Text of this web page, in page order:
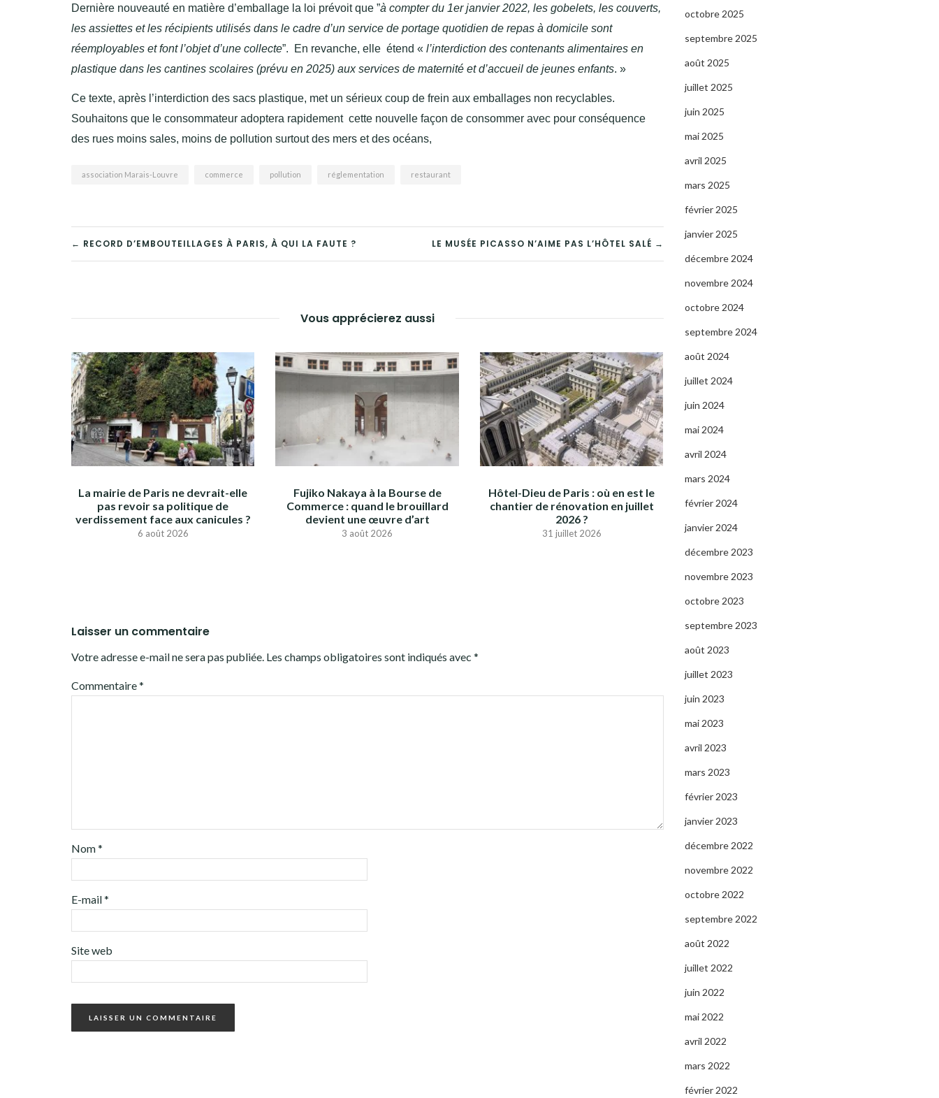
Dernière nouveauté en matière d’emballage la loi prévoit que ”à compter du 1er janvier 2022, les gobelets, les couverts,
les assiettes et les récipients utilisés dans le cadre d’un service de portage quotidien de repas à domicile sont
réemployables et font l’objet d’une collecte”. En revanche, elle étend « l’interdiction des contenants alimentaires en
plastique dans les cantines scolaires (prévu en 2025) aux services de maternité et d’accueil de jeunes enfants. »
Ce texte, après l’interdiction des sacs plastique, met un sérieux coup de frein aux emballages non recyclables.
Souhaitons que le consommateur adoptera rapidement cette nouvelle façon de consommer avec pour conséquence
des rues moins sales, moins de pollution surtout des mers et des océans,
association Marais-Louvre commerce pollution réglementation restaurant
NAVIGATION
← RECORD D’EMBOUTEILLAGES À PARIS, À QUI LA FAUTE ? LE MUSÉE PICASSO N’AIME PAS L’HÔTEL SALÉ →
Vous apprécierez aussi
La mairie de Paris ne devrait-elle
pas revoir sa politique de
verdissement face aux canicules ?
6 août 2026
Fujiko Nakaya à la Bourse de
Commerce : quand le brouillard
devient une œuvre d’art
3 août 2026
Hôtel-Dieu de Paris : où en est le
chantier de rénovation en juillet
2026 ?
31 juillet 2026
Laisser un commentaire
Votre adresse e-mail ne sera pas publiée. Les champs obligatoires sont indiqués avec *
Commentaire*
Nom*
E-mail*
Site web
octobre 2025
septembre 2025
août 2025
juillet 2025
juin 2025
mai 2025
avril 2025
mars 2025
février 2025
janvier 2025
décembre 2024
novembre 2024
octobre 2024
septembre 2024
août 2024
juillet 2024
juin 2024
mai 2024
avril 2024
mars 2024
février 2024
janvier 2024
décembre 2023
novembre 2023
octobre 2023
septembre 2023
août 2023
juillet 2023
juin 2023
mai 2023
avril 2023
mars 2023
février 2023
janvier 2023
décembre 2022
novembre 2022
octobre 2022
septembre 2022
août 2022
juillet 2022
juin 2022
mai 2022
avril 2022
mars 2022
février 2022